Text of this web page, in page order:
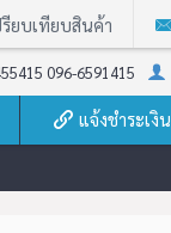
รียบเทียบสินค้า
096-6591415
แจ้งชำระเงิน